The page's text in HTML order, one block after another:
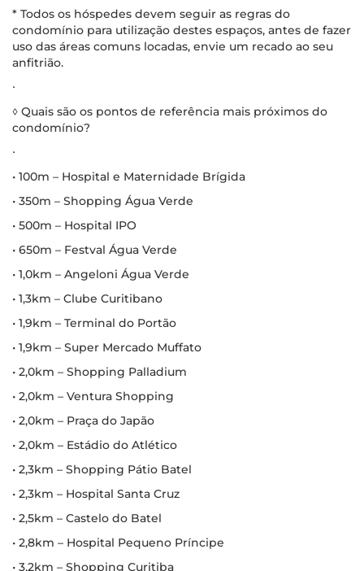
* Todos os hóspedes devem seguir as regras do
condomínio para utilização destes espaços, antes de fazer
uso das áreas comuns locadas, envie um recado ao seu
anfitrião.
∙
◊ Quais são os pontos de referência mais próximos do
condomínio?
∙
• 100m – Hospital e Maternidade Brígida
• 350m – Shopping Água Verde
• 500m – Hospital IPO
• 650m – Festval Água Verde
• 1,0km – Angeloni Água Verde
• 1,3km – Clube Curitibano
• 1,9km – Terminal do Portão
• 1,9km – Super Mercado Muffato
• 2,0km – Shopping Palladium
• 2,0km – Ventura Shopping
• 2,0km – Praça do Japão
• 2,0km – Estádio do Atlético
• 2,3km – Shopping Pátio Batel
• 2,3km – Hospital Santa Cruz
• 2,5km – Castelo do Batel
• 2,8km – Hospital Pequeno Príncipe
• 3,2km – Shopping Curitiba